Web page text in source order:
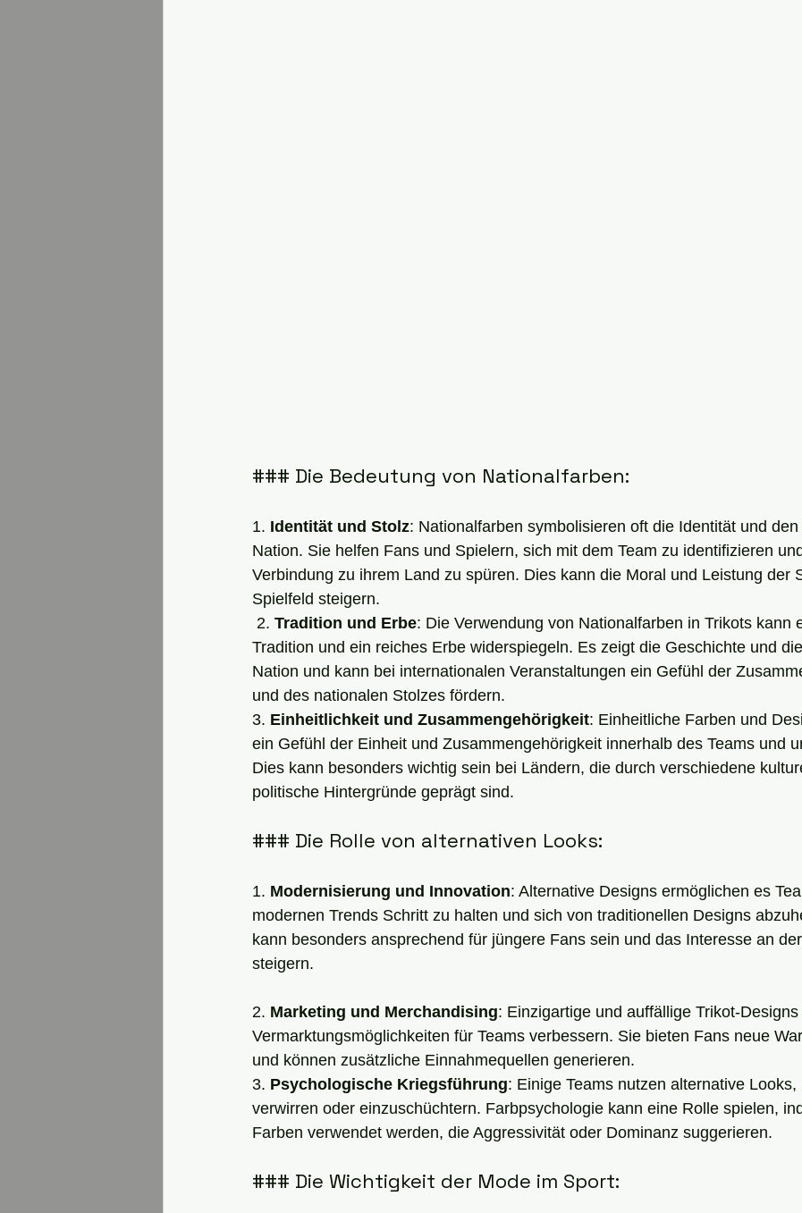
### Die Bedeutung von Nationalfarben:
1. Identität und Stolz: Nationalfarben symbolisieren oft die Identität und
Nation. Sie helfen Fans und Spielern, sich mit dem Team zu identifizieren
Verbindung zu ihrem Land zu spüren. Dies kann die Moral und Leistung der
Spielfeld steigern.
2. Tradition und Erbe: Die Verwendung von Nationalfarben in Trikots kann
Tradition und ein reiches Erbe widerspiegeln. Es zeigt die Geschichte und
Nation und kann bei internationalen Veranstaltungen ein Gefühl der
und des nationalen Stolzes fördern.
3. Einheitlichkeit und Zusammengehörigkeit: Einheitliche Farben und
ein Gefühl der Einheit und Zusammengehörigkeit innerhalb des Teams und
Dies kann besonders wichtig sein bei Ländern, die durch verschiedene
politische Hintergründe geprägt sind.
### Die Rolle von alternativen Looks:
1. Modernisierung und Innovation: Alternative Designs ermöglichen es
modernen Trends Schritt zu halten und sich von traditionellen Designs
kann besonders ansprechend für jüngere Fans sein und das Interesse an
steigern.
2. Marketing und Merchandising: Einzigartige und auffällige Trikot-
Vermarktungsmöglichkeiten für Teams verbessern. Sie bieten Fans neue
und können zusätzliche Einnahmequellen generieren.
3. Psychologische Kriegsführung: Einige Teams nutzen alternative
verwirren oder einzuschüchtern. Farbpsychologie kann eine Rolle spielen,
Farben verwendet werden, die Aggressivität oder Dominanz suggerieren.
### Die Wichtigkeit der Mode im Sport: